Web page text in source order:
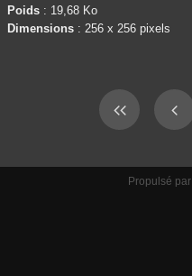
Poids : 19,68 Ko
Dimensions : 256 x 256 pixels
Propulsé par